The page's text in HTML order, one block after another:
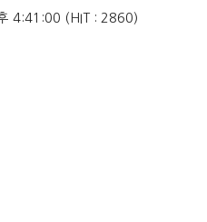
4:41:00 (HIT : 2860)